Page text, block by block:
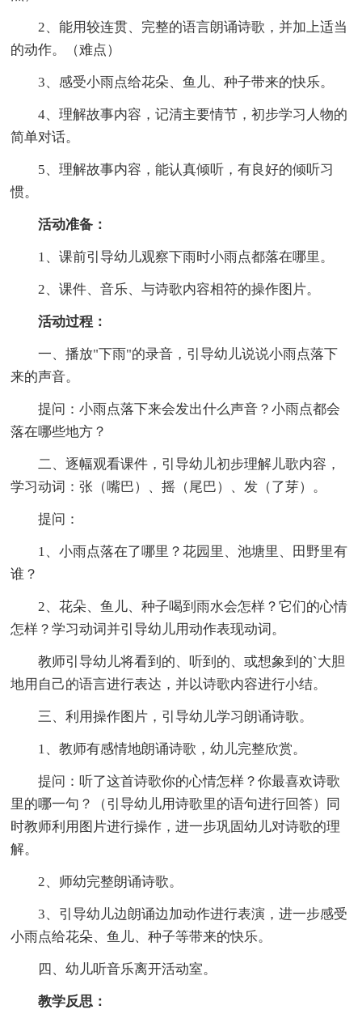
2、能用较连贯、完整的语言朗诵诗歌，并加上适当
的动作。（难点）
3、感受小雨点给花朵、鱼儿、种子带来的快乐。
4、理解故事内容，记清主要情节，初步学习人物的
简单对话。
5、理解故事内容，能认真倾听，有良好的倾听习
惯。
活动准备：
1、课前引导幼儿观察下雨时小雨点都落在哪里。
2、课件、音乐、与诗歌内容相符的操作图片。
活动过程：
一、播放"下雨"的录音，引导幼儿说说小雨点落下
来的声音。
提问：小雨点落下来会发出什么声音？小雨点都会
落在哪些地方？
二、逐幅观看课件，引导幼儿初步理解儿歌内容，
学习动词：张（嘴巴）、摇（尾巴）、发（了芽）。
提问：
1、小雨点落在了哪里？花园里、池塘里、田野里有
谁？
2、花朵、鱼儿、种子喝到雨水会怎样？它们的心情
怎样？学习动词并引导幼儿用动作表现动词。
教师引导幼儿将看到的、听到的、或想象到的`大胆
地用自己的语言进行表达，并以诗歌内容进行小结。
三、利用操作图片，引导幼儿学习朗诵诗歌。
1、教师有感情地朗诵诗歌，幼儿完整欣赏。
提问：听了这首诗歌你的心情怎样？你最喜欢诗歌
里的哪一句？（引导幼儿用诗歌里的语句进行回答）同
时教师利用图片进行操作，进一步巩固幼儿对诗歌的理
解。
2、师幼完整朗诵诗歌。
3、引导幼儿边朗诵边加动作进行表演，进一步感受
小雨点给花朵、鱼儿、种子等带来的快乐。
四、幼儿听音乐离开活动室。
教学反思：